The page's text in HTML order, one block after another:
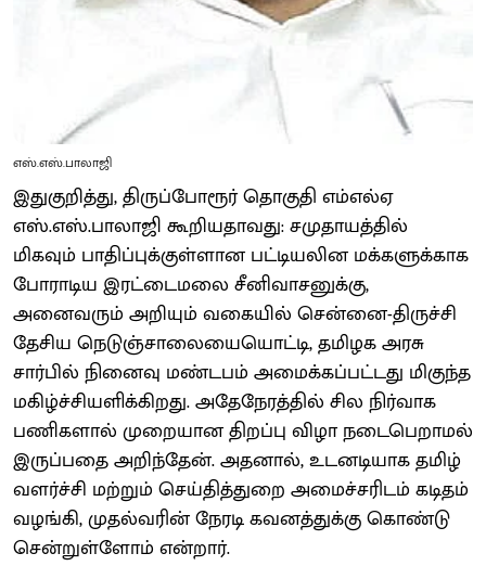
எஸ்.எஸ்.பாலாஜி
இதுகுறித்து, திருப்போரூர் தொகுதி எம்எல்ஏ
எஸ்.எஸ்.பாலாஜி கூறியதாவது: சமுதாயத்தில்
மிகவும் பாதிப்புக்குள்ளான பட்டியலின மக்களுக்காக
போராடிய இரட்டைமலை சீனிவாசனுக்கு,
அனைவரும் அறியும் வகையில் சென்னை-திருச்சி
தேசிய நெடுஞ்சாலையையொட்டி, தமிழக அரசு
சார்பில் நினைவு மண்டபம் அமைக்கப்பட்டது மிகுந்த
மகிழ்ச்சியளிக்கிறது. அதேநேரத்தில் சில நிர்வாக
பணிகளால் முறையான திறப்பு விழா நடைபெறாமல்
இருப்பதை அறிந்தேன். அதனால், உடனடியாக தமிழ்
வளர்ச்சி மற்றும் செய்தித்துறை அமைச்சரிடம் கடிதம்
வழங்கி, முதல்வரின் நேரடி கவனத்துக்கு கொண்டு
சென்றுள்ளோம் என்றார்.